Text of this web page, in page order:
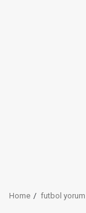
Home futbol yorum